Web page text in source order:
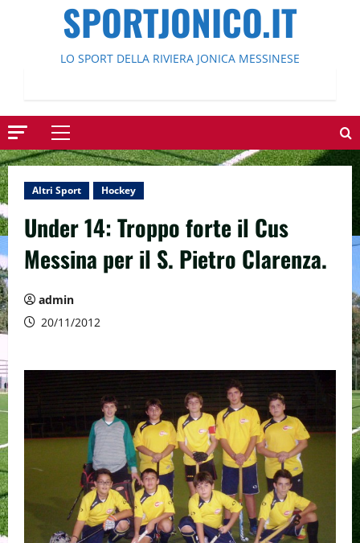
SPORTJONICO.IT
LO SPORT DELLA RIVIERA JONICA MESSINESE
Menu
principale
Altri Sport Hockey
Under 14: Troppo forte il Cus
Messina per il S. Pietro Clarenza.
admin
20/11/2012